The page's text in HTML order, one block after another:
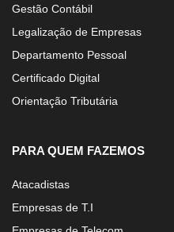
Gestão Fiscal
Gestão Contábil
Legalização de Empresas
Departamento Pessoal
Certificado Digital
PARA QUEM FAZEMOS
Atacadistas